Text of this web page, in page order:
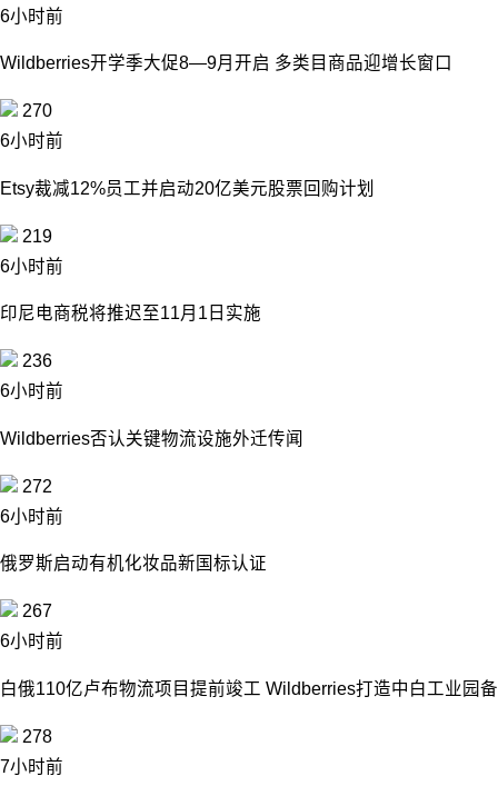
6小时前
Wildberries开学季大促8—9月开启 多类目商品迎增长窗口
270
6小时前
Etsy裁减12%员工并启动20亿美元股票回购计划
219
6小时前
印尼电商税将推迟至11月1日实施
236
6小时前
Wildberries否认关键物流设施外迁传闻
272
6小时前
俄罗斯启动有机化妆品新国标认证
267
6小时前
白俄110亿卢布物流项目提前竣工 Wildberries打造中白工业园
278
7小时前